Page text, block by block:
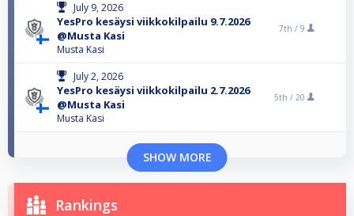
July 9, 2026
YesPro kesäysi viikkokilpailu 9.7.2026
@Musta Kasi
Musta Kasi
7th / 9
July 2, 2026
YesPro kesäysi viikkokilpailu 2.7.2026
@Musta Kasi
Musta Kasi
5th / 20
SHOW MORE
Rankings